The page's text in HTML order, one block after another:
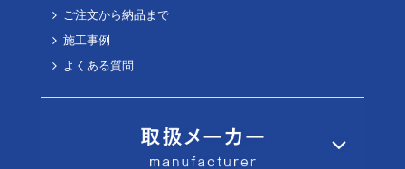
ご注文から納品まで
施工事例
よくある質問